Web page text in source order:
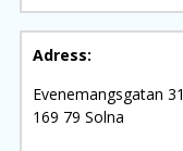
Adress:
Evenemangsgatan 31
169 79 Solna